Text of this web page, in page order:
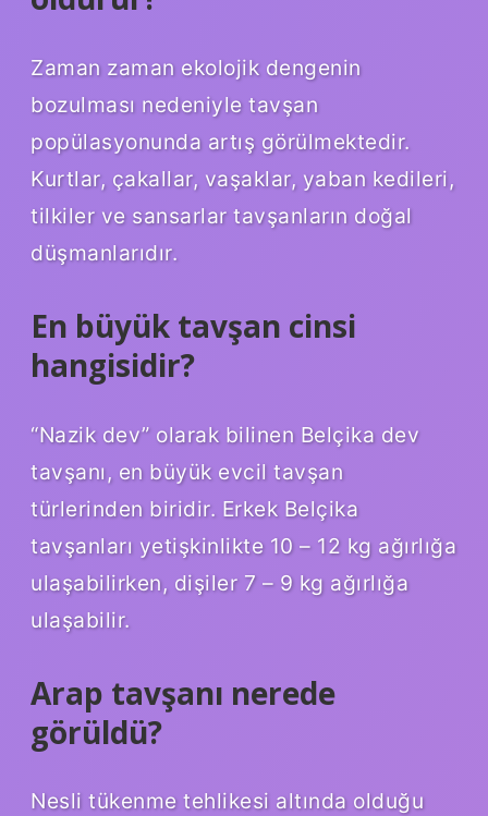
Zaman zaman ekolojik dengenin
bozulması nedeniyle tavşan
popülasyonunda artış görülmektedir.
Kurtlar, çakallar, vaşaklar, yaban kedileri,
tilkiler ve sansarlar tavşanların doğal
düşmanlarıdır.
En büyük tavşan cinsi
hangisidir?
“Nazik dev” olarak bilinen Belçika dev
tavşanı, en büyük evcil tavşan
türlerinden biridir. Erkek Belçika
tavşanları yetişkinlikte 10 – 12 kg ağırlığa
ulaşabilirken, dişiler 7 – 9 kg ağırlığa
ulaşabilir.
Arap tavşanı nerede
görüldü?
Nesli tükenme tehlikesi altında olduğu